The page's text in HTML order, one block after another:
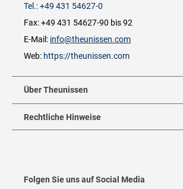
Tel.: +49 431 54627-0
Fax: +49 431 54627-90 bis 92
E-Mail: info@theunissen.com
Web: https://theunissen.com
Über Theunissen
Rechtliche Hinweise
Folgen Sie uns auf Social Media